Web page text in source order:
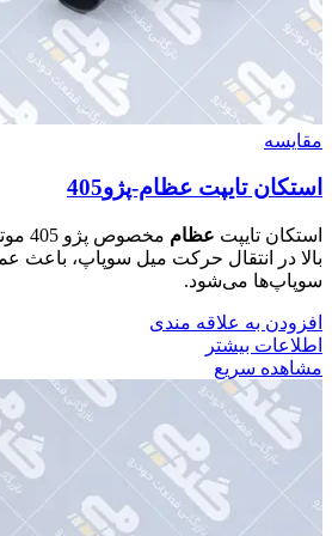
مقایسه
استكان تايپت عظام-پژو405
استکان تایپت عظام
بالا در انتقال حرکت میل سوپاپ، باعث
سوپاپ‌ها می‌شود.
افزودن به علاقه مندی
اطلاعات بیشتر
مشاهده سریع